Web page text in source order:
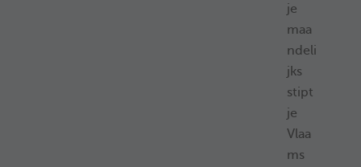
je
maa
ndeli
jks
stipt
je
Vlaa
ms